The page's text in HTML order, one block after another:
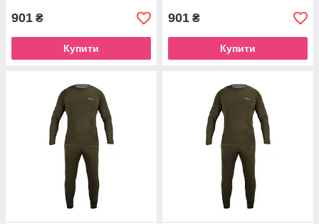
901 ₴
Купити
901 ₴
Купити